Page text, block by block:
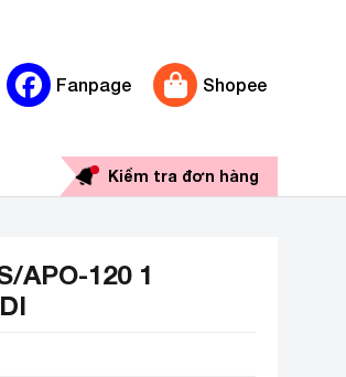
Fanpage Shopee
Kiểm tra đơn hàng
APO-120 1